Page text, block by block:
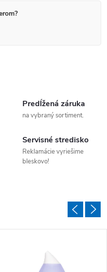
Predĺžená záruka
na vybraný sortiment.
Servisné stredisko
Reklamácie vyriešime
bleskovo!